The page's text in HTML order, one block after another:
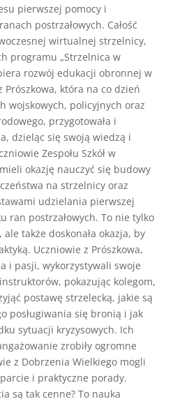
pierwszej pomocy i
postrzałowych. Całość
wirtualnej strzelnicy,
programu „Strzelnica w
rozwój edukacji obronnej w
Prószkowa, która na co dzień
wojskowych, policyjnych oraz
przygotowała i
dzieląc się swoją wiedzą i
Zespołu Szkół w
okazję nauczyć się budowy
na strzelnicy oraz
udzielania pierwszej
ran postrzałowych. To nie tylko
także doskonała okazja, by
Uczniowie z Prószkowa,
i pasji, wykorzystywali swoje
pokazując kolegom,
postawę strzelecką, jakie są
posługiwania się bronią i jak
sytuacji kryzysowych. Ich
zrobiły ogromne
z Dobrzenia Wielkiego mogli
i praktyczne porady.
są tak cenne? To nauka